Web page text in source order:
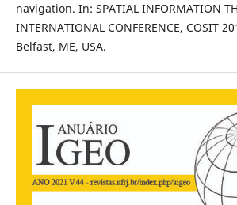
navigation. In: SPATIAL INFORMATION
INTERNATIONAL CONFERENCE, COSIT
Belfast, ME, USA.